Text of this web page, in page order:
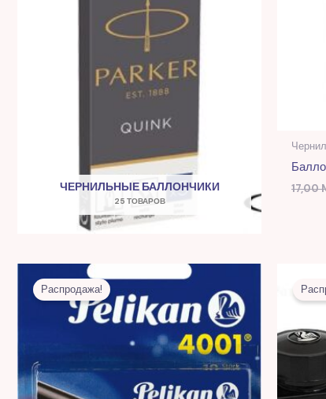
ЧЕРНИЛЬНЫЕ БАЛЛОНЧИКИ
25 ТОВАРОВ
17,00
Распродажа!
цена
составляла
46,00 MDL.
Текущая
цена:
20,00 MDL.